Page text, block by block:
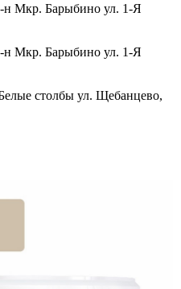
Мкр. Барыбино ул. 1-Я
Мкр. Барыбино ул. 1-Я
столбы ул. Щебанцево,